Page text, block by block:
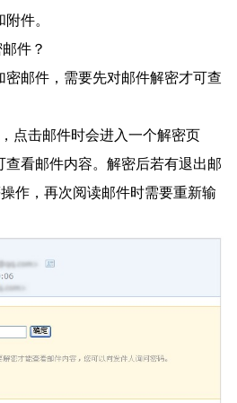
件。
件？
密邮件，需要先对邮件解密才可查
点击邮件时会进入一个解密页
看邮件内容。解密后若有退出邮
作，再次阅读邮件时需要重新输